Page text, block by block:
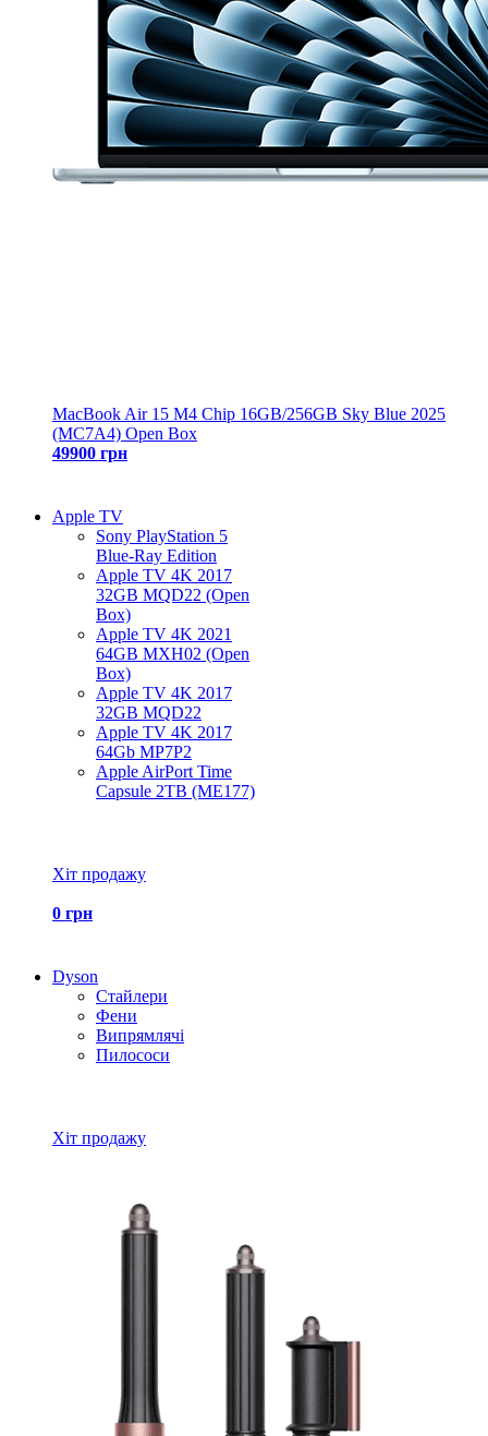
MacBook Air 15 M4 Chip 16GB/256GB Sky Blue 2025
(MC7A4) Open Box
49900 грн
Apple TV
Sony PlayStation 5
Blue-Ray Edition
Apple TV 4K 2017
32GB MQD22 (Open
Box)
Apple TV 4K 2021
64GB MXH02 (Open
Box)
Apple TV 4K 2017
32GB MQD22
Apple TV 4K 2017
64Gb MP7P2
Apple AirPort Time
Capsule 2TB (ME177)
Хіт продажу
0 грн
Dyson
Стайлери
Фени
Випрямлячі
Пилососи
Хіт продажу